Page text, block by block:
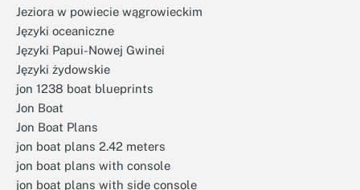
Jeziora w powiecie wągrowieckim
Języki oceaniczne
Języki Papui-Nowej Gwinei
Języki żydowskie
jon 1238 boat blueprints
Jon Boat
Jon Boat Plans
jon boat plans 2.42 meters
jon boat plans with console
jon boat plans with side console